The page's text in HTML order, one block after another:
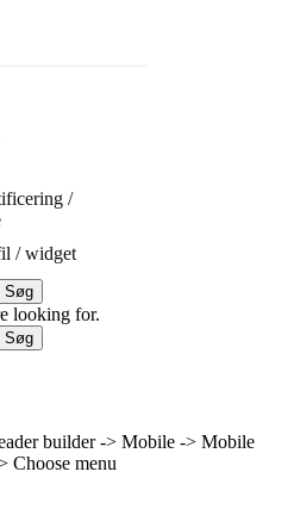
Søg
looking for.
Søg
builder -> Mobile -> Mobile
Choose menu